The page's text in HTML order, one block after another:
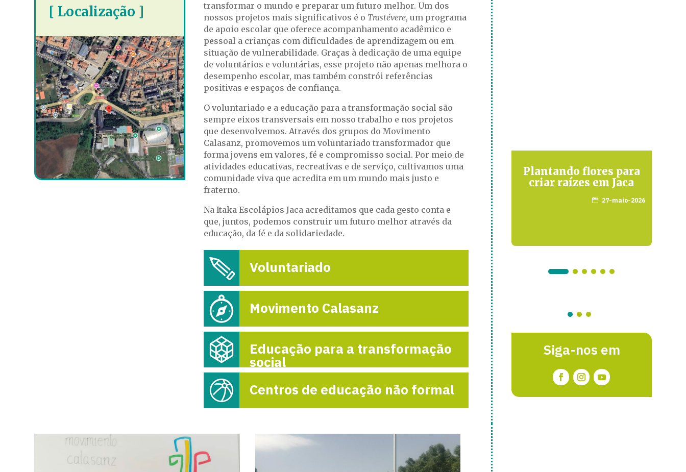
[ Localização ]
transformar o mundo e preparar um futuro melhor. Um dos
nossos projetos mais significativos é o Trastévere, um programa
de apoio escolar que oferece acompanhamento acadêmico e
pessoal a crianças com dificuldades de aprendizagem ou em
situação de vulnerabilidade. Graças à dedicação de uma equipe
de voluntários e voluntárias, esse projeto não apenas melhora o
desempenho escolar, mas também constrói referências
positivas e espaços de confiança.
O voluntariado e a educação para a transformação social são
sempre eixos transversais em nosso trabalho e nos projetos
que desenvolvemos. Através dos grupos do Movimento
Calasanz, promovemos um voluntariado transformador que
forma jovens em valores, fé e compromisso social. Por meio de
atividades educativas, recreativas e de serviço, cultivamos uma
comunidade viva que acredita em um mundo mais justo e
fraterno.
Na Itaka Escolápios Jaca acreditamos que cada gesto conta e
que, juntos, podemos construir um futuro melhor através da
educação, da fé e da solidariedade.
Voluntariado
Movimento Calasanz
Educação para a transformação
social
Centros de educação não formal
PROYECTO
TRASTÉVERE EN JACA
Plantando flores para
criar raízes em Jaca
 27-maio-2026
Siga-nos em